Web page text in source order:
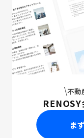
不動
RENOSY
ま